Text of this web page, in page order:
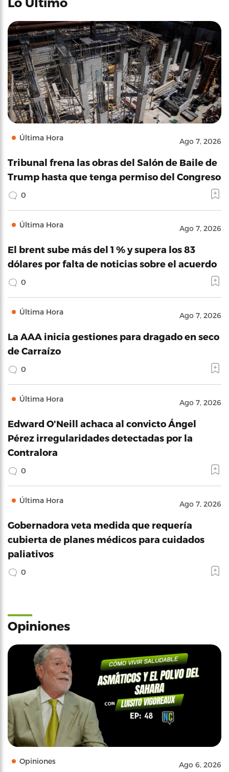
Última Hora Ago 7, 2026
Tribunal frena las obras del Salón de Baile de
Trump hasta que tenga permiso del Congreso
0
Última Hora Ago 7, 2026
El brent sube más del 1 % y supera los 83
dólares por falta de noticias sobre el acuerdo
0
Última Hora Ago 7, 2026
La AAA inicia gestiones para dragado en seco
de Carraízo
0
Última Hora Ago 7, 2026
Edward O'Neill achaca al convicto Ángel
Pérez irregularidades detectadas por la
Contralora
0
Última Hora Ago 7, 2026
Gobernadora veta medida que requería
cubierta de planes médicos para cuidados
paliativos
0
Opiniones
Opiniones Ago 6, 2026